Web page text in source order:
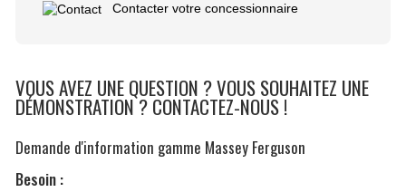
Contacter votre concessionnaire
VOUS AVEZ UNE QUESTION ? VOUS SOUHAITEZ UNE
DÉMONSTRATION ? CONTACTEZ-NOUS !
Demande d'information gamme Massey Ferguson
Besoin